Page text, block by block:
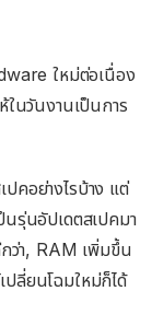
ใหม่ต่อเนื่อง
นวันงานเป็นการ
คอย่างไรบ้าง แต่
รุ่นอัปเดตสเปคมา
ว่า, RAM เพิ่มขึ้น
ปลี่ยนโฉมใหม่ก็ได้